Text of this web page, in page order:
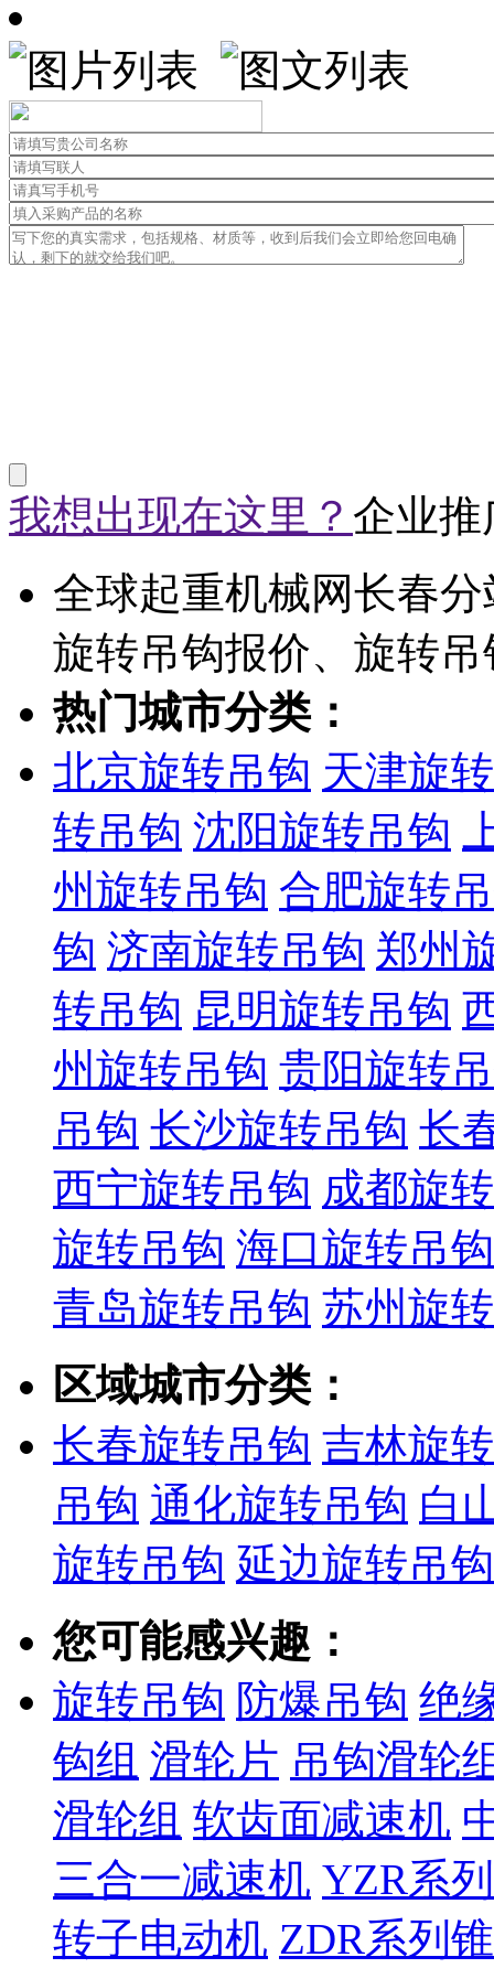
我想出现在这里？ 企业推
全球起重机械网长春
旋转吊钩报价、旋转
热门城市分类：
北京旋转吊钩 天津旋
转吊钩 沈阳旋转吊钩
州旋转吊钩 合肥旋转
钩 济南旋转吊钩 郑州
转吊钩 昆明旋转吊钩
州旋转吊钩 贵阳旋转
吊钩 长沙旋转吊钩 长
西宁旋转吊钩 成都旋
旋转吊钩 海口旋转吊钩
青岛旋转吊钩 苏州旋
区域城市分类：
长春旋转吊钩 吉林旋
吊钩 通化旋转吊钩 白
旋转吊钩 延边旋转吊钩
您可能感兴趣：
旋转吊钩 防爆吊钩 绝
钩组 滑轮片 吊钩滑轮
滑轮组 软齿面减速机
三合一减速机 YZR系
转子电动机 ZDR系列